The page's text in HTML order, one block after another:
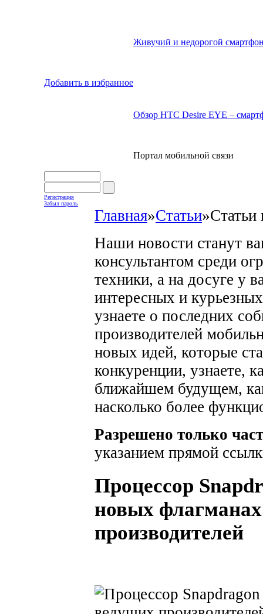
Добавить в избранное
Живучий и недорогой
Обзор HTC Desire EYE –
Портал мобильной связи
Регистрация
Забыл пароль
Главная»Статьи»Статьи
Наши новости станут
консультантом среди
техники, а на досуге у
интересных и
узнаете о последних
производителей
новых идей, которые
конкуренции, узнаете,
ближайшем будущем,
насколько более
Разрешено только
указанием прямой
Процессор
новых
производителей